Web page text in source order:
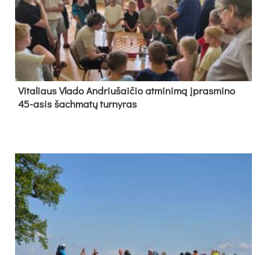
Vi­ta­liaus Vla­do And­riu­šai­čio at­mi­ni­mą įpras­mi­no
45-asis šach­ma­tų tur­ny­ras